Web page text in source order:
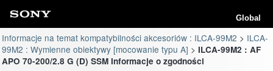
Global
Informacje na temat kompatybilności akcesoriów : ILCA-99M2
ILCA-
99M2 : Wymienne obiektywy [mocowanie typu A]
ILCA-99M2 : AF
APO 70-200/2.8 G (D) SSM Informacje o zgodności